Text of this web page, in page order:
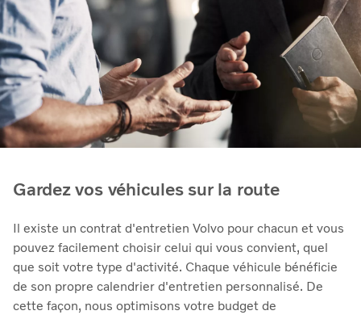
Gardez vos véhicules sur la route
Il existe un contrat d'entretien Volvo pour chacun et vous
pouvez facilement choisir celui qui vous convient, quel
que soit votre type d'activité. Chaque véhicule bénéficie
de son propre calendrier d'entretien personnalisé. De
cette façon, nous optimisons votre budget de